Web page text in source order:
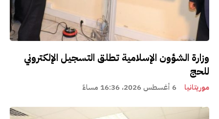
وزارة الشؤون الإسلامية تطلق التسجيل الإلكتروني
للحج
موريتانيا 6 أغسطس 2026، 16:36 مساءً